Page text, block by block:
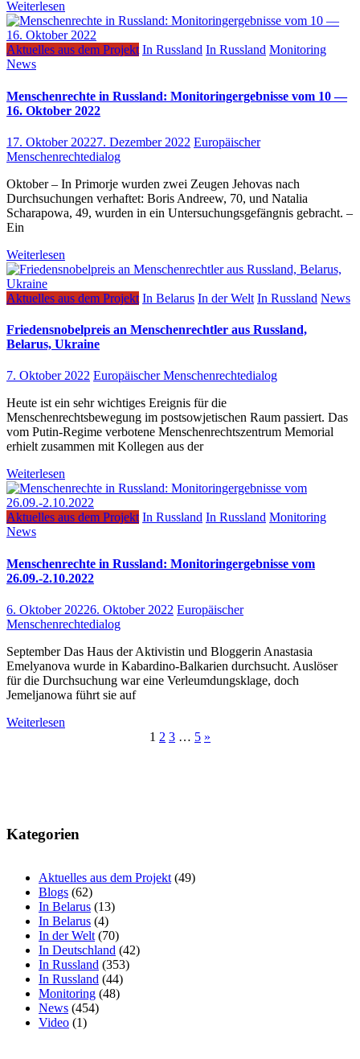
Weiterlesen
Aktuelles aus dem Projekt In Russland In Russland Monitoring
News
Menschenrechte in Russland: Monitoringergebnisse vom 10 —
16. Oktober 2022
17. Oktober 20227. Dezember 2022 Europäischer
Menschenrechtedialog
Oktober – In Primorje wurden zwei Zeugen Jehovas nach
Durchsuchungen verhaftet: Boris Andreew, 70, und Natalia
Scharapowa, 49, wurden in ein Untersuchungsgefängnis gebracht. –
Ein
Weiterlesen
Aktuelles aus dem Projekt In Belarus In der Welt In Russland News
Friedensnobelpreis an Menschenrechtler aus Russland,
Belarus, Ukraine
7. Oktober 2022 Europäischer Menschenrechtedialog
Heute ist ein sehr wichtiges Ereignis für die
Menschenrechtsbewegung im postsowjetischen Raum passiert. Das
vom Putin-Regime verbotene Menschenrechtszentrum Memorial
erhielt zusammen mit Kollegen aus der
Weiterlesen
Aktuelles aus dem Projekt In Russland In Russland Monitoring
News
Menschenrechte in Russland: Monitoringergebnisse vom
26.09.-2.10.2022
6. Oktober 20226. Oktober 2022 Europäischer
Menschenrechtedialog
September Das Haus der Aktivistin und Bloggerin Anastasia
Emelyanova wurde in Kabardino-Balkarien durchsucht. Auslöser
für die Durchsuchung war eine Verleumdungsklage, doch
Jemeljanowa führt sie auf
Weiterlesen
Beitragsnavigation
1 2 3 … 5 »
Kategorien
Aktuelles aus dem Projekt(49)
Blogs (62)
In Belarus (13)
In Belarus (4)
In der Welt(70)
In Deutschland (42)
In Russland (353)
In Russland (44)
Monitoring (48)
News (454)
Video (1)